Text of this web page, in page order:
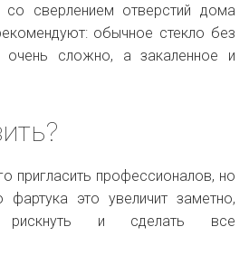
со сверлением отверстий дома
обычное стекло без
очень сложно, а закаленное и
пригласить профессионалов, но
фартука это увеличит заметно,
и сделать все